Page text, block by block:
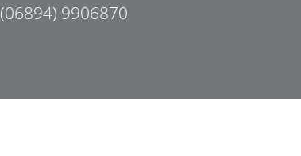
(06894) 9906870